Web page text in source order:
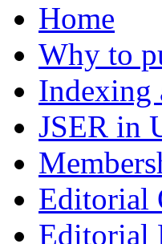
Home
Why to
Indexing
JSER in
Editorial
Editorial